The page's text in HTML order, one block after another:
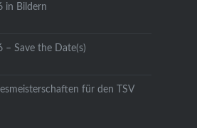
in Bildern
Save the Date(s)
für den TSV